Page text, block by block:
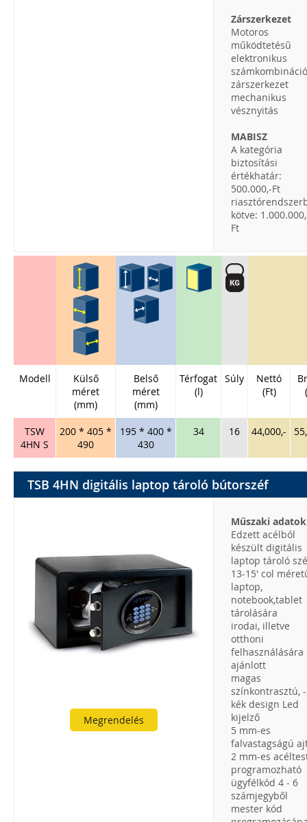
Zárszerkezet
Motoros
működtetésű
elektronikus
zárszerkezet
mechanikus
vésznyitás
MABISZ
A kategória
biztosítási
értékhatár:
500.000,-Ft
kötve:
Ft
Modell
Külső
méret
(mm)
Belső
méret
(mm)
Térfogat
(l)
Súly
Nettó
(Ft)
TSW
4HN S
200 * 405 *
490
195 * 400 *
430
34 16 44,000,-
TSB 4HN digitális laptop tároló bútorszéf
Megrendelés
Műszaki adatok
Edzett acélból
készült digitális
laptop tároló
13-15' col
laptop,
notebook,tablet
tárolására
irodai, illetve
otthoni
felhasználására
ajánlott
magas
színkontrasztú, -
kék design Led
kijelző
5 mm-es
falvastagságú
2 mm-es
programozható
ügyfélkód 4 - 6
számjegyből
mester kód